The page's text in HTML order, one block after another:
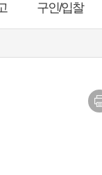
구인/입찰